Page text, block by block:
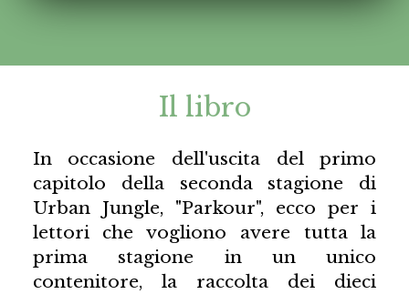
Il libro
In occasione dell'uscita del primo
capitolo della seconda stagione di
Urban Jungle, "Parkour", ecco per i
lettori che vogliono avere tutta la
prima stagione in un unico
contenitore, la raccolta dei dieci